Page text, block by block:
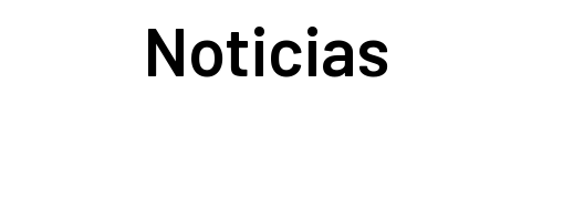
Noticias